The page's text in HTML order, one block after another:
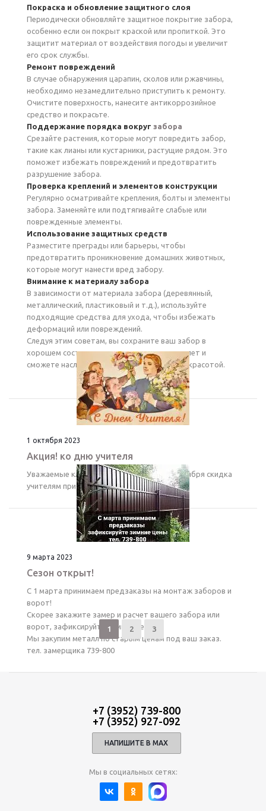
Покраска и обновление защитного слоя
Периодически обновляйте защитное покрытие забора,
особенно если он покрыт краской или пропиткой. Это
защитит материал от воздействия погоды и увеличит
его срок службы.
Ремонт повреждений
В случае обнаружения царапин, сколов или ржавчины,
необходимо незамедлительно приступить к ремонту.
Очистите поверхность, нанесите антикоррозийное
средство и покрасьте.
Поддержание порядка вокруг забора
Срезайте растения, которые могут повредить забор,
такие как лианы или кустарники, растущие рядом. Это
поможет избежать повреждений и предотвратить
разрушение забора.
Проверка креплений и элементов конструкции
Регулярно осматривайте крепления, болты и элементы
забора. Заменяйте или подтягивайте слабые или
поврежденные элементы.
Использование защитных средств
Разместите преграды или барьеры, чтобы
предотвратить проникновение домашних животных,
которые могут нанести вред забору.
Внимание к материалу забора
В зависимости от материала забора (деревянный,
металлический, пластиковый и т.д.), используйте
подходящие средства для ухода, чтобы избежать
деформаций или повреждений.
Следуя этим советам, вы сохраните ваш забор в
хорошем состоянии на протяжении многих лет и
сможете наслаждаться его надежностью и красотой.
1 октября 2023
Акция! ко дню учителя
Уважаемые клиенты! Успейте только 5 Октября скидка
учителям при заказе забора от 30м/п 5%
9 марта 2023
Сезон открыт!
С 1 марта принимаем предзаказы на монтаж заборов и
ворот!
Скорее закажите замер и расчет вашего забора или
ворот, зафиксируйте зимние цены.
Мы закупим металл по старым ценам под ваш заказ.
тел. замерщика 739-800
1 2 3
+7 (3952) 739-800
+7 (3952) 927-092
НАПИШИТЕ В МАХ
Мы в социальных сетях: